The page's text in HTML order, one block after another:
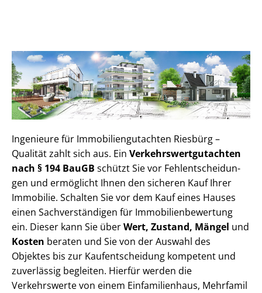
Ingenieure für Im­mo­bi­li­en­gut­ach­ten Riesbürg –
Qualität zahlt sich aus. Ein Ver­kehrs­wert­gut­ach­ten
nach § 194 BauGB schützt Sie vor Fehl­ent­schei­dun­
gen und ermöglicht Ihnen den sicheren Kauf Ihrer
Immobilie. Schalten Sie vor dem Kauf eines Hauses
einen Sach­ver­stän­di­gen für Im­mo­bi­li­en­be­wer­tung
ein. Dieser kann Sie überWert, Zustand, Mängel und
Kosten beraten und Sie von der Auswahl des
Objektes bis zur Kauf­ent­schei­dung kompetent und
zuverlässig begleiten. Hierfür werden die
Verkehrswerte von einem Einfamilienhaus, Mehr­fa­mi­l